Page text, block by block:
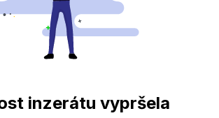
inzerátu vypršela